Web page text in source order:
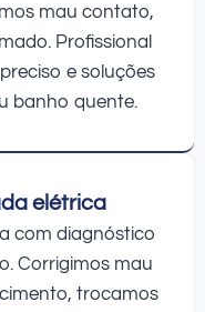
mau contato,
Profissional
e soluções
banho quente.
elétrica
com diagnóstico
Corrigimos mau
trocamos